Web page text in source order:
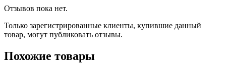
Отзывов пока нет.
Только зарегистрированные клиенты, купившие данный
товар, могут публиковать отзывы.
Похожие товары